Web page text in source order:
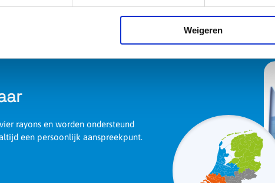
Weigeren
P beneden 7.0 EAN-code
rayons en worden ondersteund
een persoonlijk aanspreekpunt.